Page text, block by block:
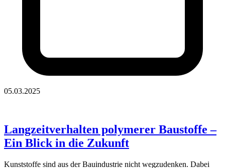
05.03.2025
Langzeitverhalten polymerer Baustoffe –
Ein Blick in die Zukunft
Kunststoffe sind aus der Bauindustrie nicht wegzudenken. Dabei